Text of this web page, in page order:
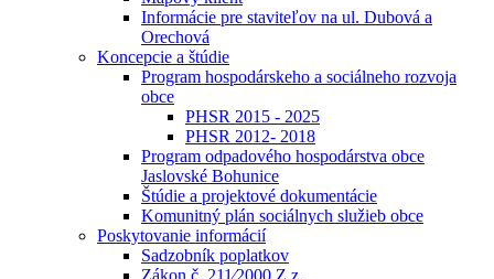
Informácie pre staviteľov na ul. Dubová a
Orechová
Koncepcie a štúdie
Program hospodárskeho a sociálneho rozvoja
obce
PHSR 2015 - 2025
PHSR 2012- 2018
Program odpadového hospodárstva obce
Jaslovské Bohunice
Štúdie a projektové dokumentácie
Komunitný plán sociálnych služieb obce
Poskytovanie informácií
Sadzobník poplatkov
Zákon č. 211⁄2000 Z.z.